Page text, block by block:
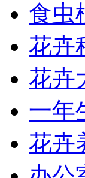
食虫
花卉
花卉
一年
花卉